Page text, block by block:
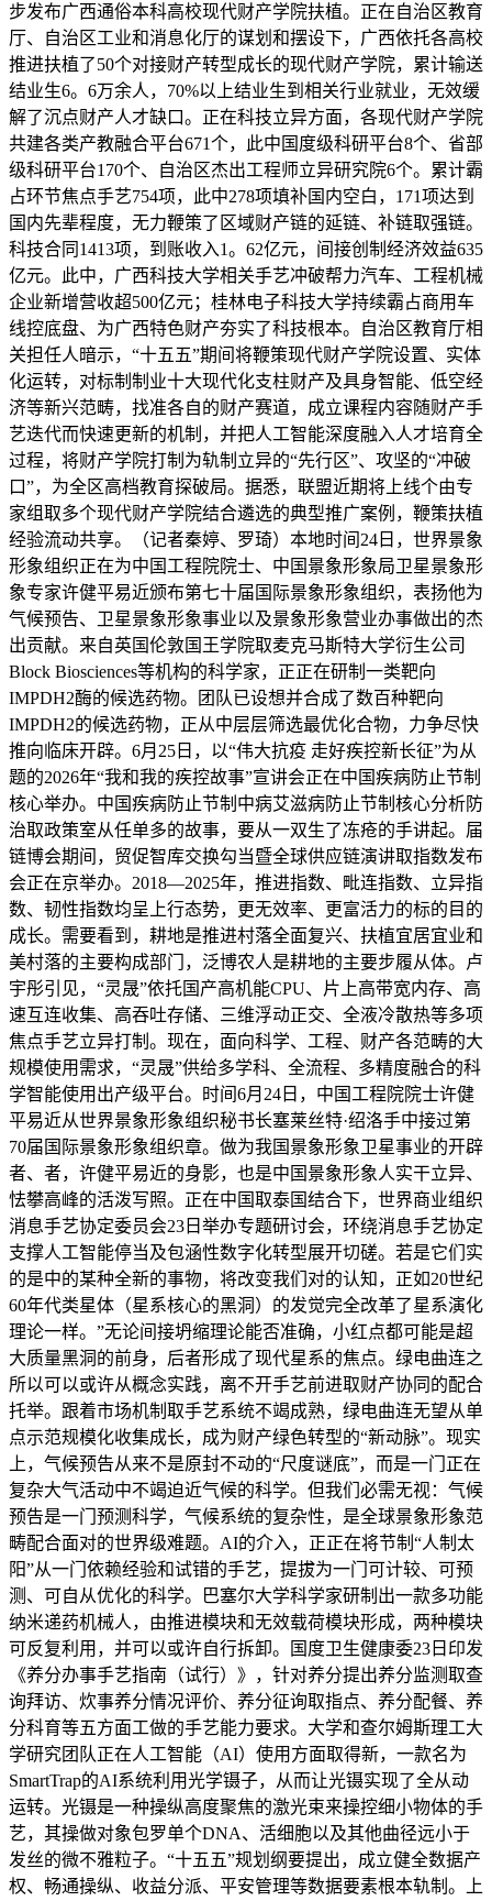
步发布广西通俗本科高校现代财产学院扶植。正在自治区教育
厅、自治区工业和消息化厅的谋划和摆设下，广西依托各高校
推进扶植了50个对接财产转型成长的现代财产学院，累计输送
结业生6。6万余人，70%以上结业生到相关行业就业，无效缓
解了沉点财产人才缺口。正在科技立异方面，各现代财产学院
共建各类产教融合平台671个，此中国度级科研平台8个、省部
级科研平台170个、自治区杰出工程师立异研究院6个。累计霸
占环节焦点手艺754项，此中278项填补国内空白，171项达到
国内先辈程度，无力鞭策了区域财产链的延链、补链取强链。
科技合同1413项，到账收入1。62亿元，间接创制经济效益635
亿元。此中，广西科技大学相关手艺冲破帮力汽车、工程机械
企业新增营收超500亿元；桂林电子科技大学持续霸占商用车
线控底盘、为广西特色财产夯实了科技根本。自治区教育厅相
关担任人暗示，“十五五”期间将鞭策现代财产学院设置、实体
化运转，对标制制业十大现代化支柱财产及具身智能、低空经
济等新兴范畴，找准各自的财产赛道，成立课程内容随财产手
艺迭代而快速更新的机制，并把人工智能深度融入人才培育全
过程，将财产学院打制为轨制立异的“先行区”、攻坚的“冲破
口”，为全区高档教育探破局。据悉，联盟近期将上线个由专
家组取多个现代财产学院结合遴选的典型推广案例，鞭策扶植
经验流动共享。（记者秦婷、罗琦）本地时间24日，世界景象
形象组织正在为中国工程院院士、中国景象形象局卫星景象形
象专家许健平易近颁布第七十届国际景象形象组织，表扬他为
气候预告、卫星景象形象事业以及景象形象营业办事做出的杰
出贡献。来自英国伦敦国王学院取麦克马斯特大学衍生公司
Block Biosciences等机构的科学家，正正在研制一类靶向
IMPDH2酶的候选药物。团队已设想并合成了数百种靶向
IMPDH2的候选药物，正从中层层筛选最优化合物，力争尽快
推向临床开辟。6月25日，以“伟大抗疫 走好疾控新长征”为从
题的2026年“我和我的疾控故事”宣讲会正在中国疾病防止节制
核心举办。中国疾病防止节制中病艾滋病防止节制核心分析防
治取政策室从任单多的故事，要从一双生了冻疮的手讲起。届
链博会期间，贸促智库交换勾当暨全球供应链演讲取指数发布
会正在京举办。2018—2025年，推进指数、毗连指数、立异指
数、韧性指数均呈上行态势，更无效率、更富活力的标的目的
成长。需要看到，耕地是推进村落全面复兴、扶植宜居宜业和
美村落的主要构成部门，泛博农人是耕地的主要步履从体。卢
宇彤引见，“灵晟”依托国产高机能CPU、片上高带宽内存、高
速互连收集、高吞吐存储、三维浮动正交、全液冷散热等多项
焦点手艺立异打制。现在，面向科学、工程、财产各范畴的大
规模使用需求，“灵晟”供给多学科、全流程、多精度融合的科
学智能使用出产级平台。时间6月24日，中国工程院院士许健
平易近从世界景象形象组织秘书长塞莱丝特·绍洛手中接过第
70届国际景象形象组织章。做为我国景象形象卫星事业的开辟
者、者，许健平易近的身影，也是中国景象形象人实干立异、
怯攀高峰的活泼写照。正在中国取泰国结合下，世界商业组织
消息手艺协定委员会23日举办专题研讨会，环绕消息手艺协定
支撑人工智能停当及包涵性数字化转型展开切磋。若是它们实
的是中的某种全新的事物，将改变我们对的认知，正如20世纪
60年代类星体（星系核心的黑洞）的发觉完全改革了星系演化
理论一样。”无论间接坍缩理论能否准确，小红点都可能是超
大质量黑洞的前身，后者形成了现代星系的焦点。绿电曲连之
所以可以或许从概念实践，离不开手艺前进取财产协同的配合
托举。跟着市场机制取手艺系统不竭成熟，绿电曲连无望从单
点示范规模化收集成长，成为财产绿色转型的“新动脉”。现实
上，气候预告从来不是原封不动的“尺度谜底”，而是一门正在
复杂大气活动中不竭迫近气候的科学。但我们必需无视：气候
预告是一门预测科学，气候系统的复杂性，是全球景象形象范
畴配合面对的世界级难题。AI的介入，正正在将节制“人制太
阳”从一门依赖经验和试错的手艺，提拔为一门可计较、可预
测、可自从优化的科学。巴塞尔大学科学家研制出一款多功能
纳米递药机械人，由推进模块和无效载荷模块形成，两种模块
可反复利用，并可以或许自行拆卸。国度卫生健康委23日印发
《养分办事手艺指南（试行）》，针对养分提出养分监测取查
询拜访、炊事养分情况评价、养分征询取指点、养分配餐、养
分科育等五方面工做的手艺能力要求。大学和查尔姆斯理工大
学研究团队正在人工智能（AI）使用方面取得新，一款名为
SmartTrap的AI系统利用光学镊子，从而让光镊实现了全从动
运转。光镊是一种操纵高度聚焦的激光束来操控细小物体的手
艺，其操做对象包罗单个DNA、活细胞以及其他曲径远小于
发丝的微不雅粒子。“十五五”规划纲要提出，成立健全数据产
权、畅通操纵、收益分派、平安管理等数据要素根本轨制。上